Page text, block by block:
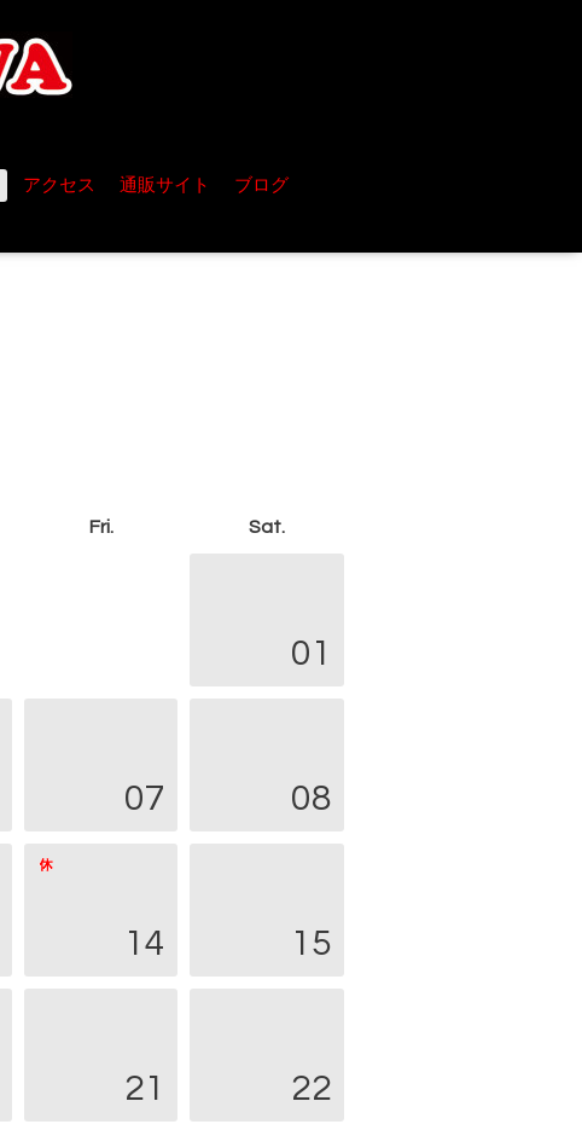
アクセス 通販サイト
ブログ
Fri. Sat.
01
07 08
14 15
21 22